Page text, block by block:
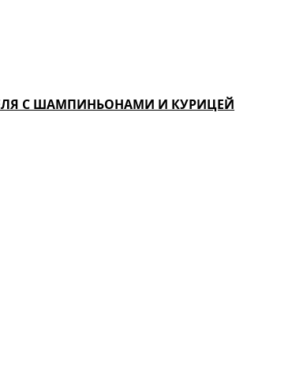
С ШАМПИНЬОНАМИ И КУРИЦЕЙ